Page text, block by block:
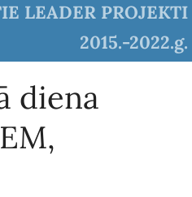
LEADER PROJEKTI
2015.-2022.g.
diena